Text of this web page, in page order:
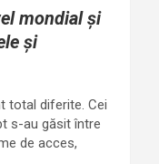
mondial şi
şi
total diferite. Cei
s-au găsit între
de acces,